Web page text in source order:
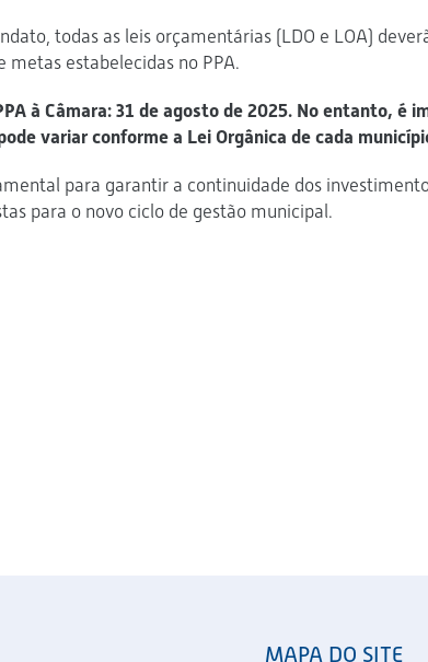
todas as leis orçamentárias (LDO e LOA)
estabelecidas no PPA.
à Câmara: 31 de agosto de 2025. No entanto, é
variar conforme a Lei Orgânica de cada
para garantir a continuidade dos
para o novo ciclo de gestão municipal.
MAPA DO SITE